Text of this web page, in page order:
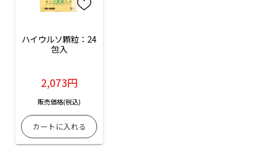
ハイウルソ顆粒：24
包入
2,073円
販売価格(税込)